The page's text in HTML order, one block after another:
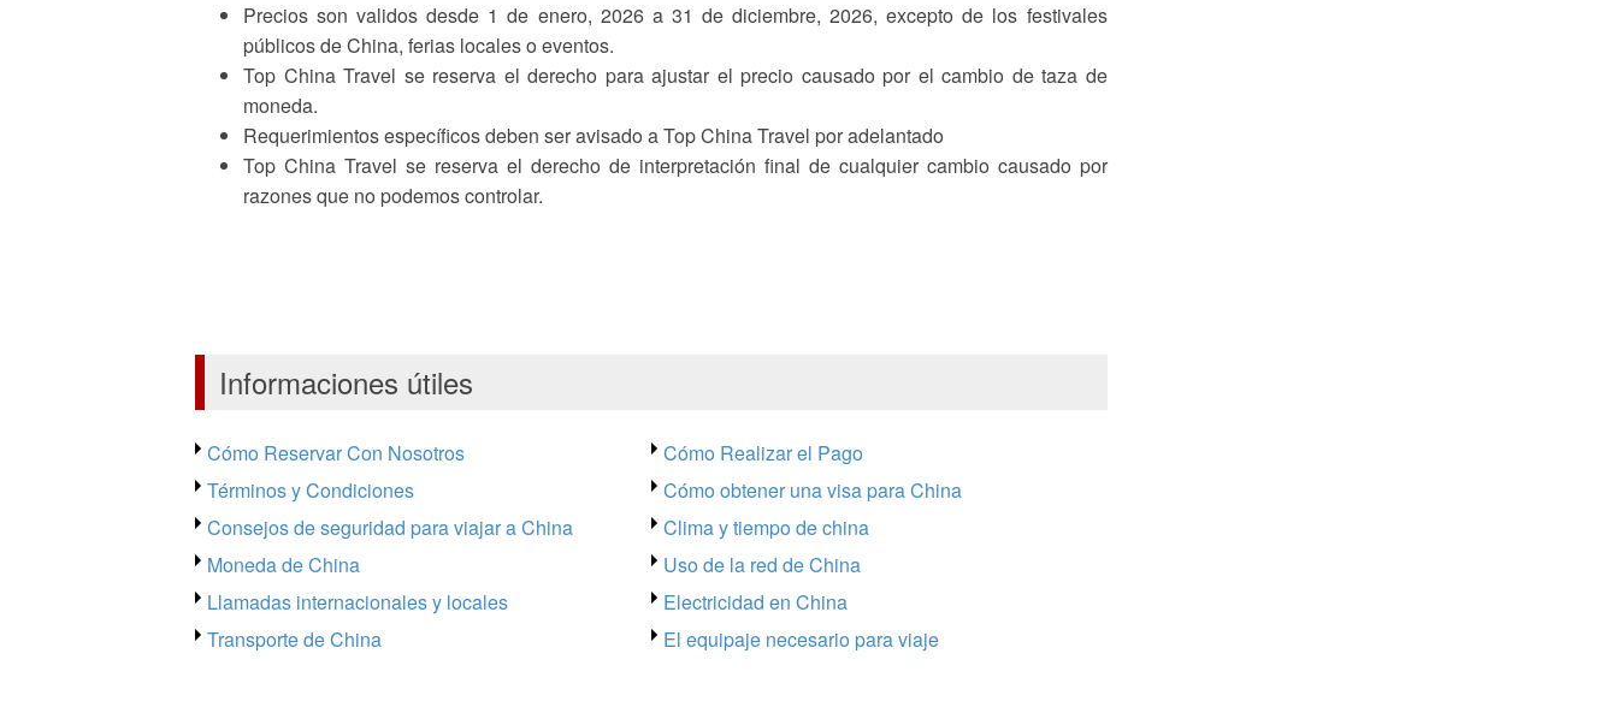
Precios son validos desde 1 de enero, 2026 a 31 de diciembre, 2026, excepto de los festivales
públicos de China, ferias locales o eventos.
Top China Travel se reserva el derecho para ajustar el precio causado por el cambio de taza de
moneda.
Requerimientos específicos deben ser avisado a Top China Travel por adelantado
Top China Travel se reserva el derecho de interpretación final de cualquier cambio causado por
razones que no podemos controlar.
Informaciones útiles
Cómo Reservar Con Nosotros
Cómo Realizar el Pago
Términos y Condiciones
Cómo obtener una visa para China
Consejos de seguridad para viajar a China
Clima y tiempo de china
Moneda de China
Uso de la red de China
Llamadas internacionales y locales
Electricidad en China
Transporte de China
El equipaje necesario para viaje